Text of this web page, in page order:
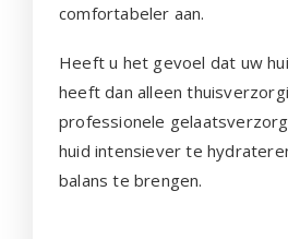
comfortabeler aan.
Heeft u het gevoel dat uw
heeft dan alleen
professionele
huid intensiever te
balans te brengen.